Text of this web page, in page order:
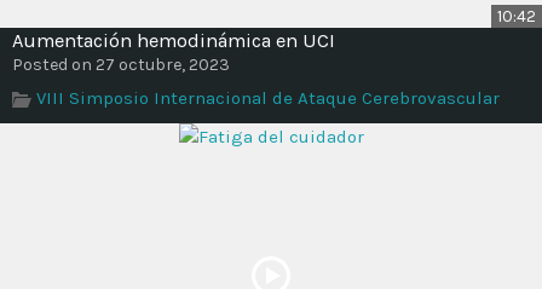
10:42
Aumentación hemodinámica en UCI
Posted on 27 octubre, 2023
VIII Simposio Internacional de Ataque Cerebrovascular